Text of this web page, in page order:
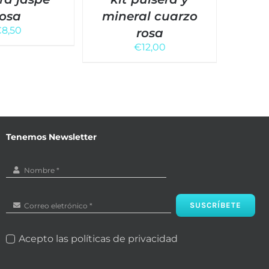
8,50
mineral cuarzo
rosa
€12,00
Tenemos Newsletter
SUSCRÍBETE
Acepto las políticas de privacidad